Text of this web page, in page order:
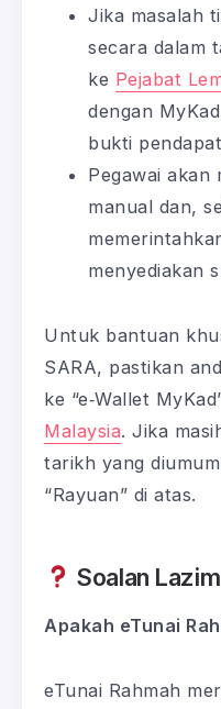
Jika masalah
secara dalam
ke Pejabat
dengan
bukti
Pegawai akan
manual dan,
menyediakan
Untuk bantuan
SARA, pastikan
ke “e‑Wallet
Malaysia. Jika
tarikh yang
“Rayuan” di atas.
Soalan
Apakah eTunai
eTunai Rahmah